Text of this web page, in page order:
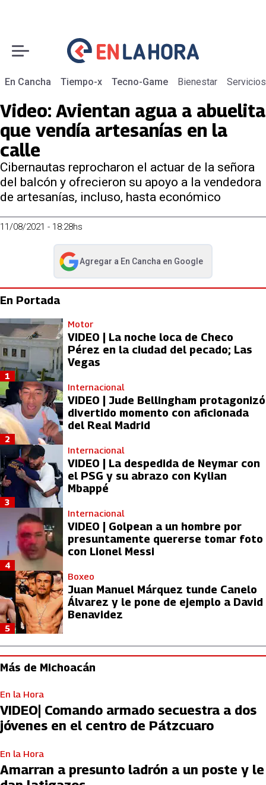
En Cancha Tiempo-x Tecno-Game Bienestar Servicios
Video: Avientan agua a abuelita
que vendía artesanías en la
calle
Cibernautas reprocharon el actuar de la señora
del balcón y ofrecieron su apoyo a la vendedora
de artesanías, incluso, hasta económico
11/08/2021 - 18:28hs
Agregar a En Cancha en Google
abre en nueva pestaña
En Portada
Motor
VIDEO | La noche loca de Checo
Pérez en la ciudad del pecado; Las
Vegas
1
Internacional
VIDEO | Jude Bellingham protagonizó
divertido momento con aficionada
del Real Madrid
2
Internacional
VIDEO | La despedida de Neymar con
el PSG y su abrazo con Kylian
Mbappé
3
Internacional
VIDEO | Golpean a un hombre por
presuntamente quererse tomar foto
con Lionel Messi
4
Boxeo
Juan Manuel Márquez tunde Canelo
Álvarez y le pone de ejemplo a David
Benavidez
5
Más de Michoacán
En la Hora
VIDEO| Comando armado secuestra a dos
jóvenes en el centro de Pátzcuaro
En la Hora
Amarran a presunto ladrón a un poste y le